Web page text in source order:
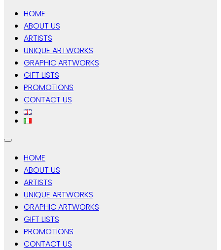
HOME
ABOUT US
ARTISTS
UNIQUE ARTWORKS
GRAPHIC ARTWORKS
GIFT LISTS
PROMOTIONS
CONTACT US
HOME
ABOUT US
ARTISTS
UNIQUE ARTWORKS
GRAPHIC ARTWORKS
GIFT LISTS
PROMOTIONS
CONTACT US